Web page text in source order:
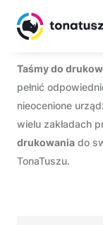
Taśmy do
pełnić
nieocenione
wielu zakładach
drukowania do
TonaTuszu.